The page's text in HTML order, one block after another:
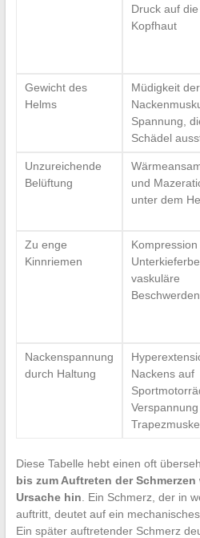
Druck auf die
Kopfhaut
Gewicht des
Helms
Müdigkeit der
Spannung,
Schädel
Unzureichende
Belüftung
und
unter dem
Zu enge
Kinnriemen
Kompression
vaskuläre
Beschwerden
Nackenspannung
durch Haltung
Nackens auf
Diese Tabelle hebt einen oft
bis zum Auftreten der
Ursache hin . Ein Schmerz, der in
auftritt, deutet auf ein
Ein später auftretender Schmerz